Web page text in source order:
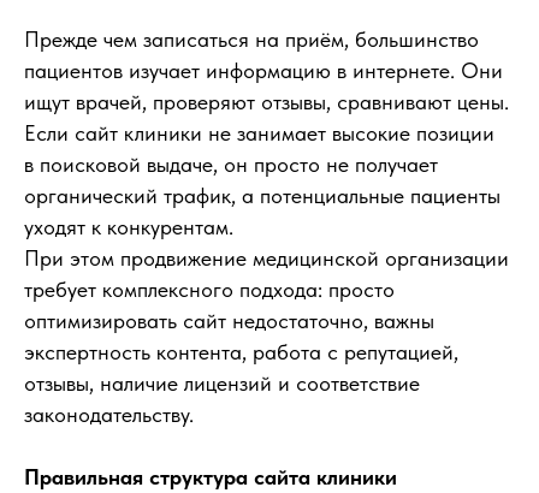
Прежде чем записаться на приём, большинство
пациентов изучает информацию в интернете. Они
ищут врачей, проверяют отзывы, сравнивают цены.
Если сайт клиники не занимает высокие позиции
в поисковой выдаче, он просто не получает
органический трафик, а потенциальные пациенты
уходят к конкурентам.
При этом продвижение медицинской организации
требует комплексного подхода: просто
оптимизировать сайт недостаточно, важны
экспертность контента, работа с репутацией,
отзывы, наличие лицензий и соответствие
законодательству.
Правильная структура сайта клиники